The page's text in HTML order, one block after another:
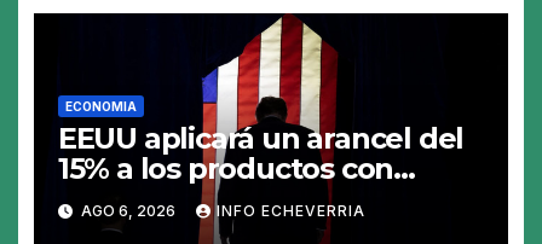
ECONOMIA
EEUU aplicará un arancel del
15% a los productos con
polisilicio para frenar el
avance de China
AGO 6, 2026 INFO ECHEVERRIA